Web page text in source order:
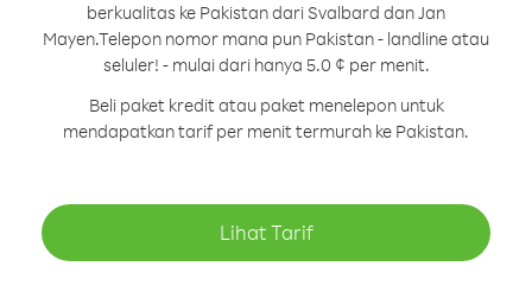
berkualitas ke Pakistan dari Svalbard dan Jan
Mayen.Telepon nomor mana pun Pakistan - landline atau
seluler! - mulai dari hanya 5.0 ¢ per menit.
Beli paket kredit atau paket menelepon untuk
mendapatkan tarif per menit termurah ke Pakistan.
Lihat Tarif